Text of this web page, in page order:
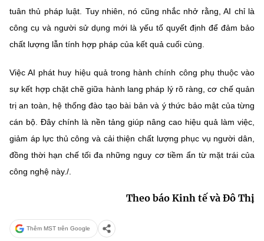
tuân thủ pháp luật. Tuy nhiên, nó cũng nhắc nhở rằng, AI chỉ là
công cụ và người sử dụng mới là yếu tố quyết định để đảm bảo
chất lượng lẫn tính hợp pháp của kết quả cuối cùng.
Việc AI phát huy hiệu quả trong hành chính công phụ thuộc vào
sự kết hợp chặt chẽ giữa hành lang pháp lý rõ ràng, cơ chế quản
trị an toàn, hệ thống đào tạo bài bản và ý thức bảo mật của từng
cán bộ. Đây chính là nền tảng giúp nâng cao hiệu quả làm việc,
giảm áp lực thủ công và cải thiện chất lượng phục vụ người dân,
đồng thời hạn chế tối đa những nguy cơ tiềm ẩn từ mặt trái của
công nghệ này./.
Theo báo Kinh tế và Đô Thị
Thêm MST trên Google